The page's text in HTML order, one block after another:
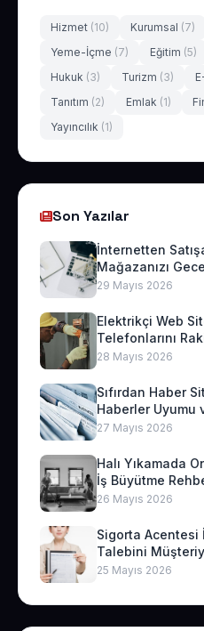
Hizmet (10) Kurumsal (7)
Yeme-İçme (7) Eğitim (5)
Hukuk (3) Turizm (3)
Tanıtım (2) Emlak (1)
Yayıncılık (1)
Son Yazılar
İnternetten
Mağazanızı
29 Mayıs 2026
Elektrikçi Web
Telefonlarını
28 Mayıs 2026
Sıfırdan Haber
Haberler Uyumu
27 Mayıs 2026
Halı Yıkamada
İş Büyütme
26 Mayıs 2026
Sigorta Acentesi
Talebini
25 Mayıs 2026